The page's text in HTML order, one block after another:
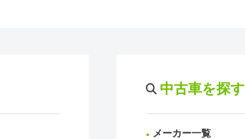
中古車を探す
メーカー一覧